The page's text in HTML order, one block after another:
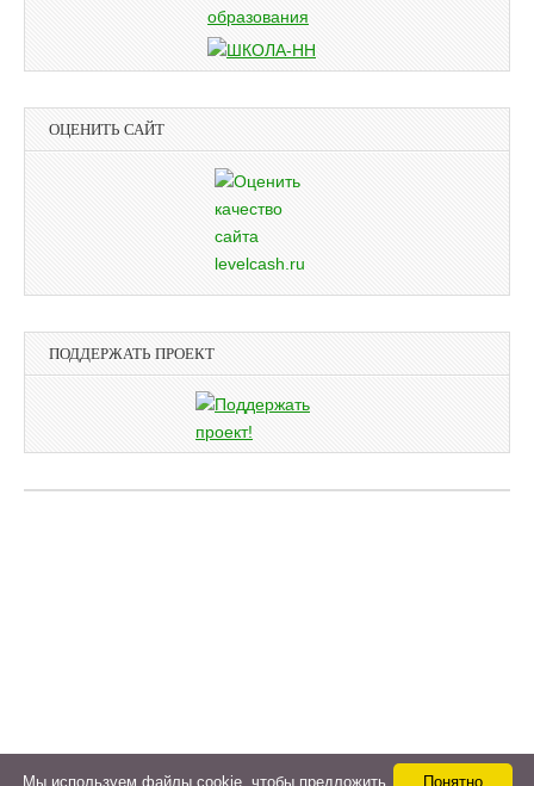
ОЦЕНИТЬ САЙТ
ПОДДЕРЖАТЬ ПРОЕКТ
Понятно
Мы используем файлы cookie, чтобы предложить